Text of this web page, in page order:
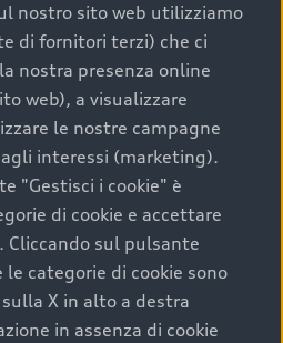
Audi
una decisione che coniuga
sostenibilità. Per fare un
considerare aspetti
inclusa e l’affidabilità del
usata perfetta tramite Audi
nostro sito web utilizziamo
di fornitori terzi) che ci
nostra presenza online
web), a visualizzare
le nostre campagne
interessi (marketing).
"Gestisci i cookie" è
di cookie e accettare
Cliccando sul pulsante
categorie di cookie sono
X in alto a destra
in assenza di cookie